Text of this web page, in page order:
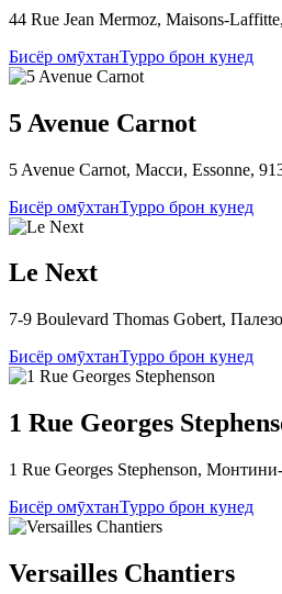
44 Rue Jean Mermoz, Maisons-
Бисёр омӯхтанТурро брон кунед
5 Avenue Carnot
5 Avenue Carnot, Масси, Essonne,
Бисёр омӯхтанТурро брон кунед
Le Next
7-9 Boulevard Thomas Gobert,
Бисёр омӯхтанТурро брон кунед
1 Rue Georges
1 Rue Georges Stephenson,
Бисёр омӯхтанТурро брон кунед
Versailles Chantiers